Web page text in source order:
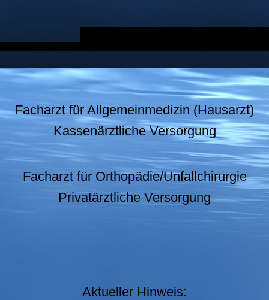
Facharzt für Allgemeinmedizin (Hausarzt)
Kassenärztliche Versorgung
Facharzt für Orthopädie/Unfallchirurgie
Privatärztliche Versorgung
Aktueller Hinweis: